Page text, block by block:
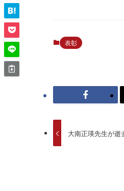
表彰
大南正瑛先生が逝